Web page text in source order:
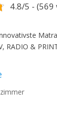
4.8/5 - (569
RADIO &